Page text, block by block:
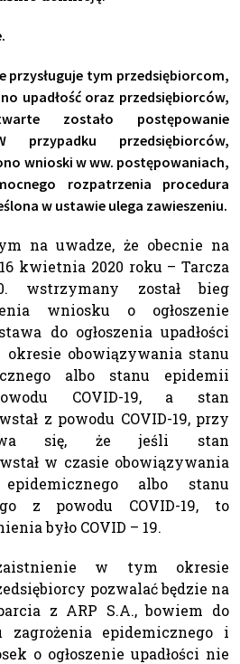
przysługuje tym przedsiębiorcom,
upadłość oraz przedsiębiorców,
zostało postępowanie
przypadku przedsiębiorców,
wnioski w ww. postępowaniach,
rozpatrzenia procedura
w ustawie ulega zawieszeniu.
na uwadze, że obecnie na
kwietnia 2020 roku – Tarcza
wstrzymany został bieg
wniosku o ogłoszenie
do ogłoszenia upadłości
okresie obowiązywania stanu
albo stanu epidemii
COVID-19, a stan
z powodu COVID-19, przy
się, że jeśli stan
w czasie obowiązywania
albo stanu
z powodu COVID-19, to
było COVID – 19.
w tym okresie
pozwalać będzie na
z ARP S.A., bowiem do
zagrożenia epidemicznego i
o ogłoszenie upadłości nie